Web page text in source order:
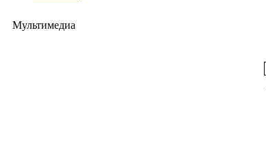
Мультимедиа